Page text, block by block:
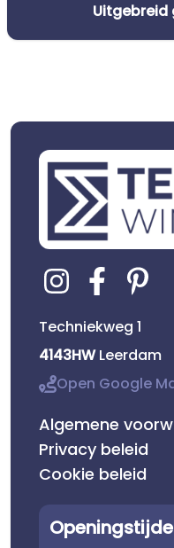
Uitgebreid
Techniekweg 1
4143HWLeerdam
Open Google
Algemene
Privacy beleid
Cookie beleid